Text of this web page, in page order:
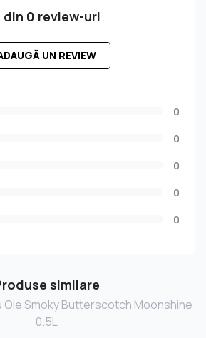
din 0 review-uri
UN REVIEW
0
0
0
0
0
similare
Ole Smoky Butterscotch Moonshine
0.5L